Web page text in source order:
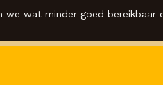
we wat minder goed